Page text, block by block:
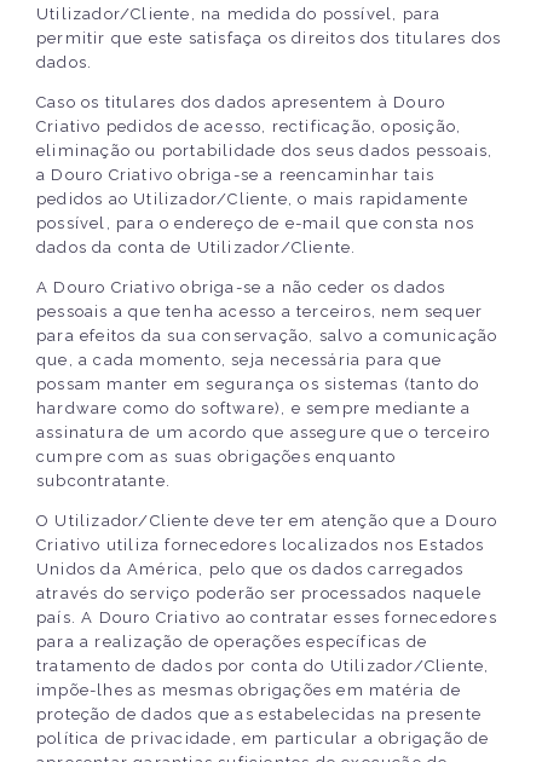
Utilizador/Cliente, na medida do possível, para
permitir que este satisfaça os direitos dos titulares dos
dados.
Caso os titulares dos dados apresentem à Douro
Criativo pedidos de acesso, rectificação, oposição,
eliminação ou portabilidade dos seus dados pessoais,
a Douro Criativo obriga-se a reencaminhar tais
pedidos ao Utilizador/Cliente, o mais rapidamente
possível, para o endereço de e-mail que consta nos
dados da conta de Utilizador/Cliente.
A Douro Criativo obriga-se a não ceder os dados
pessoais a que tenha acesso a terceiros, nem sequer
para efeitos da sua conservação, salvo a comunicação
que, a cada momento, seja necessária para que
possam manter em segurança os sistemas (tanto do
hardware como do software), e sempre mediante a
assinatura de um acordo que assegure que o terceiro
cumpre com as suas obrigações enquanto
subcontratante.
O Utilizador/Cliente deve ter em atenção que a Douro
Criativo utiliza fornecedores localizados nos Estados
Unidos da América, pelo que os dados carregados
através do serviço poderão ser processados naquele
país. A Douro Criativo ao contratar esses fornecedores
para a realização de operações específicas de
tratamento de dados por conta do Utilizador/Cliente,
impõe-lhes as mesmas obrigações em matéria de
proteção de dados que as estabelecidas na presente
política de privacidade, em particular a obrigação de